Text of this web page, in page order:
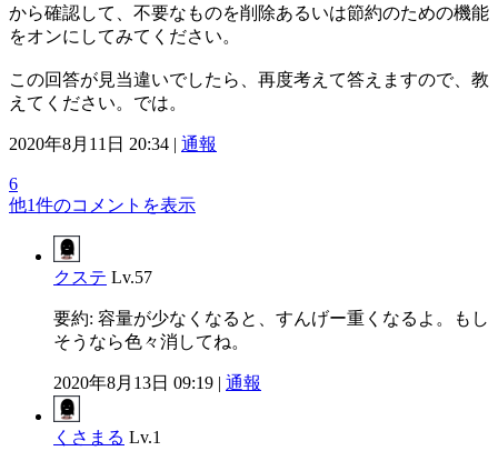
から確認して、不要なものを削除あるいは節約のための機能
をオンにしてみてください。
この回答が見当違いでしたら、再度考えて答えますので、教
えてください。では。
2020年8月11日 20:34 | 通報
6
他1件のコメントを表示
クステ Lv.57
要約: 容量が少なくなると、すんげー重くなるよ。もし
そうなら色々消してね。
2020年8月13日 09:19 | 通報
くさまる Lv.1